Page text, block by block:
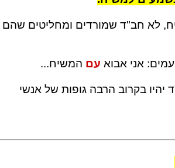
לא חב"ד שמורדים ומחליטים שהם
אני אבוא עם המשיח...
בקרוב הרבה גופות של אנשי